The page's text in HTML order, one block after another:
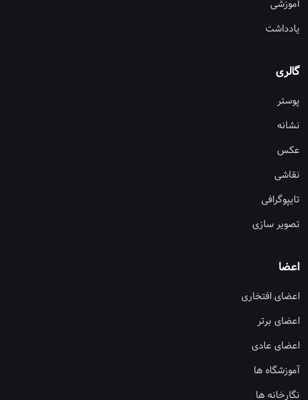
آموزشی
یادداشت
گالری
پوستر
نشانه
عکس
نقاشی
تایپوگرافی
تصویر سازی
اعضا
اعضای افتخاری
اعضای برتر
اعضای عادی
آموزشگاه ها
نگارخانه ها